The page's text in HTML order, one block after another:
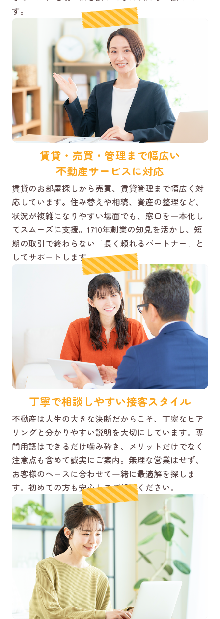
す。
賃貸・売買・管理まで幅広い
不動産サービスに対応
賃貸のお部屋探しから売買、賃貸管理まで幅広く対
応しています。住み替えや相続、資産の整理など、
状況が複雑になりやすい場面でも、窓口を一本化し
てスムーズに支援。1710年創業の知見を活かし、短
期の取引で終わらない「長く頼れるパートナー」と
してサポートします。
丁寧で相談しやすい接客スタイル
不動産は人生の大きな決断だからこそ、丁寧なヒア
リングと分かりやすい説明を大切にしています。専
門用語はできるだけ噛み砕き、メリットだけでなく
注意点も含めて誠実にご案内。無理な営業はせず、
お客様のペースに合わせて一緒に最適解を探しま
す。初めての方も安心してご相談ください。